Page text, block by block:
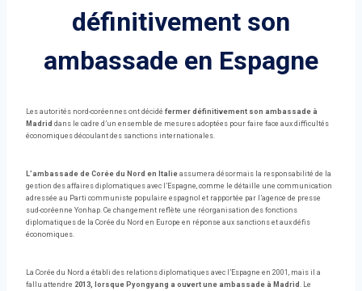
définitivement son
ambassade en Espagne
Les autorités nord-coréennes ont décidé fermer définitivement son ambassade à
Madrid dans le cadre d’un ensemble de mesures adoptées pour faire face aux difficultés
économiques découlant des sanctions internationales.
L’ambassade de Corée du Nord en Italie assumera désormais la responsabilité de la
gestion des affaires diplomatiques avec l’Espagne, comme le détaille une communication
adressée au Parti communiste populaire espagnol et rapportée par l’agence de presse
sud-coréenne Yonhap. Ce changement reflète une réorganisation des fonctions
diplomatiques de la Corée du Nord en Europe en réponse aux sanctions et aux défis
économiques.
La Corée du Nord a établi des relations diplomatiques avec l’Espagne en 2001, mais il a
fallu attendre 2013, lorsque Pyongyang a ouvert une ambassade à Madrid . Le